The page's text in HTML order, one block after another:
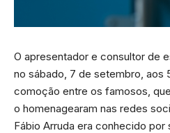
O apresentador e consultor de
no sábado, 7 de setembro, aos
comoção entre os famosos,
o homenagearam nas redes
Fábio Arruda era conhecido